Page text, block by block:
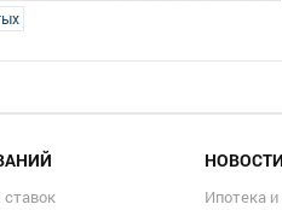
НОВОСТИ
Ипотека